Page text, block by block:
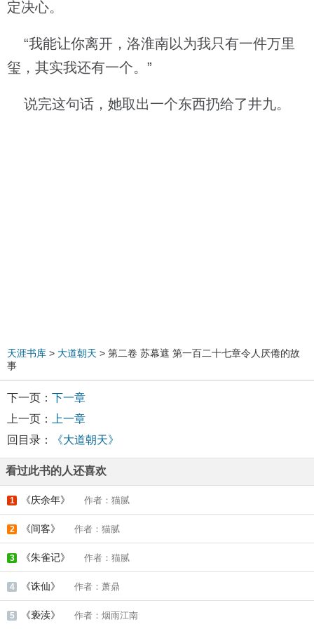
定决心。
“我能让你离开，洛淮南以为我只有一件万里
玺，其实我还有一个。”
说完这句话，她取出一个东西扔给了井九。
天涯书库 > 大道朝天 > 第二卷 苏幕遮 第一百二十七章令人厌倦的故
事
下一页： 下一章
上一页：
上一章
回目录：
《大道朝天》
看过此书的人还喜欢
1 《庆余年》 作者：猫腻
2 《间客》 作者：猫腻
3 《朱雀记》 作者：猫腻
4 《诛仙》 作者：萧鼎
5 《亵渎》 作者：烟雨江南